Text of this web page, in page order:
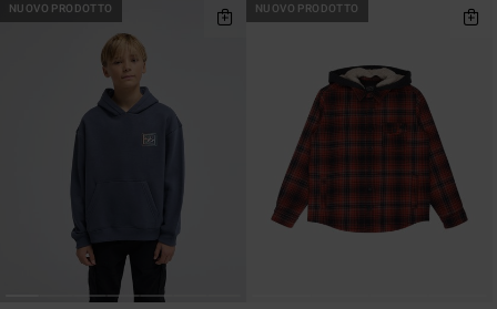
NUOVO PRODOTTO NUOVO PRODOTTO